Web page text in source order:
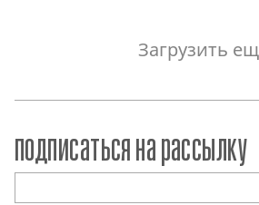
Загрузить
подписаться на рассылку